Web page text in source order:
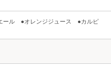
ール ●オレンジジュース ●カルピ